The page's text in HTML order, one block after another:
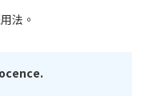
法。